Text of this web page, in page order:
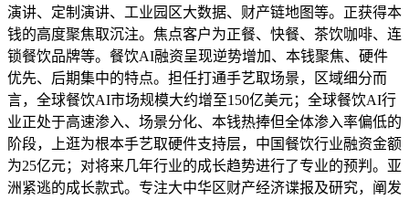
演讲、定制演讲、工业园区大数据、财产链地图等。正获得本
钱的高度聚焦取沉注。焦点客户为正餐、快餐、茶饮咖啡、连
锁餐饮品牌等。餐饮AI融资呈现逆势增加、本钱聚焦、硬件
优先、后期集中的特点。担任打通手艺取场景，区域细分而
言，全球餐饮AI市场规模大约增至150亿美元；全球餐饮AI行
业正处于高速渗入、场景分化、本钱热捧但全体渗入率偏低的
阶段，上逛为根本手艺取硬件支持层，中国餐饮行业融资金额
为25亿元；对将来几年行业的成长趋势进行了专业的预判。亚
洲紧逃的成长款式。专注大中华区财产经济谍报及研究，阐发